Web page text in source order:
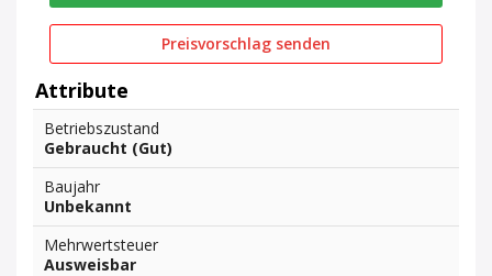
Preisvorschlag senden
Attribute
Betriebszustand
Gebraucht (Gut)
Baujahr
Unbekannt
Mehrwertsteuer
Ausweisbar